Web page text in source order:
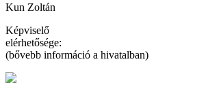
Kun Zoltán
Képviselő
elérhetősége:
(bővebb információ a hivatalban)